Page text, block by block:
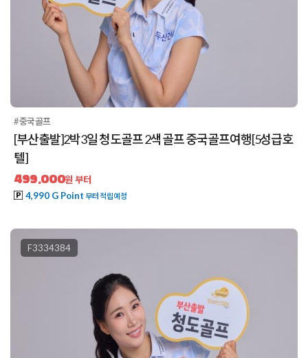
#중국골프
[부산출발]2박3일 청도골프 2색 골프 중국골프여행[5성급호
텔]
499,000원 부터
4,990 G Point 부터 적립예정
F3334384